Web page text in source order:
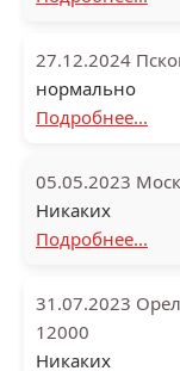
27.12.2024
нормально
Подробнее...
05.05.2023
Никаких
Подробнее...
31.07.2023 Орел
12000
Никаких